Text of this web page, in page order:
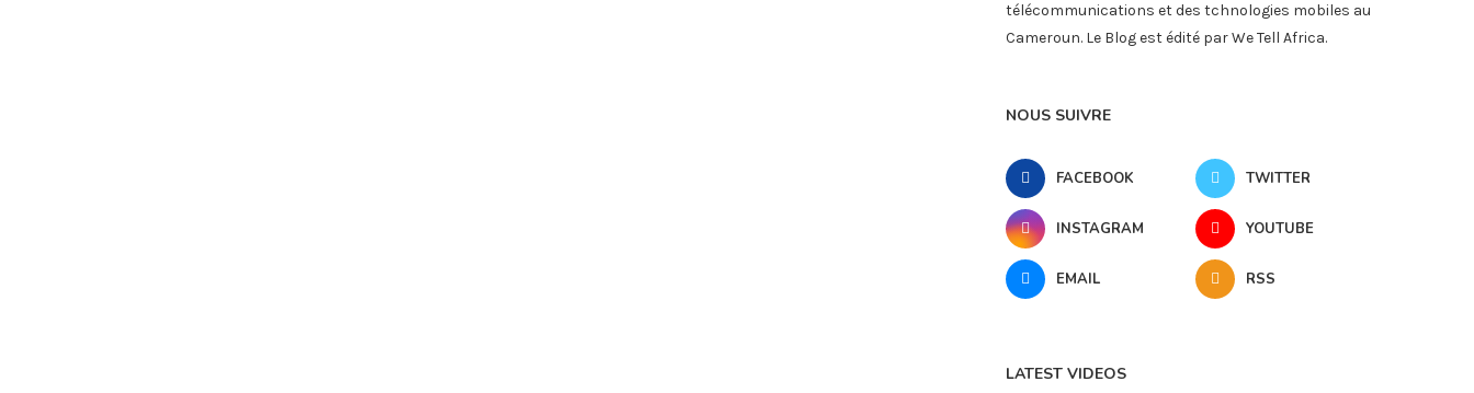
télécommunications et des tchnologies mobiles au
Cameroun. Le Blog est édité par We Tell Africa.
NOUS SUIVRE
FACEBOOK TWITTER
INSTAGRAM YOUTUBE
EMAIL RSS
LATEST VIDEOS